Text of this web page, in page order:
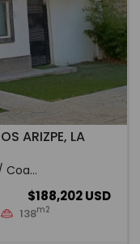
ARIZPE, LA
Coa...
$188,202 USD
138m2